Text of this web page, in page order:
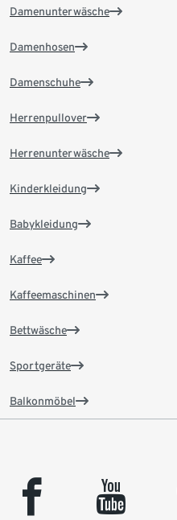
Damenunterwäsche
Damenhosen
Damenschuhe
Herrenpullover
Herrenunterwäsche
Kinderkleidung
Babykleidung
Kaffee
Kaffeemaschinen
Bettwäsche
Sportgeräte
Balkonmöbel
facebook youtube